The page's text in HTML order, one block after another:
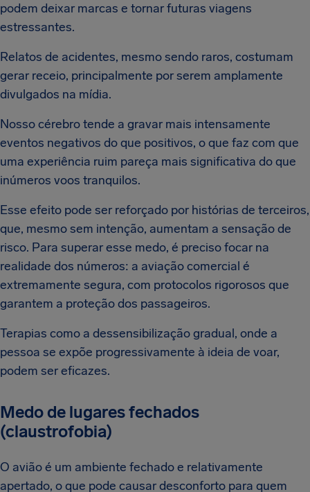
podem deixar marcas e tornar futuras viagens
estressantes.
Relatos de acidentes, mesmo sendo raros, costumam
gerar receio, principalmente por serem amplamente
divulgados na mídia.
Nosso cérebro tende a gravar mais intensamente
eventos negativos do que positivos, o que faz com que
uma experiência ruim pareça mais significativa do que
inúmeros voos tranquilos.
Esse efeito pode ser reforçado por histórias de terceiros,
que, mesmo sem intenção, aumentam a sensação de
risco. Para superar esse medo, é preciso focar na
realidade dos números: a aviação comercial é
extremamente segura, com protocolos rigorosos que
garantem a proteção dos passageiros.
Terapias como a dessensibilização gradual, onde a
pessoa se expõe progressivamente à ideia de voar,
podem ser eficazes.
Medo de lugares fechados
(claustrofobia)
O avião é um ambiente fechado e relativamente
apertado, o que pode causar desconforto para quem